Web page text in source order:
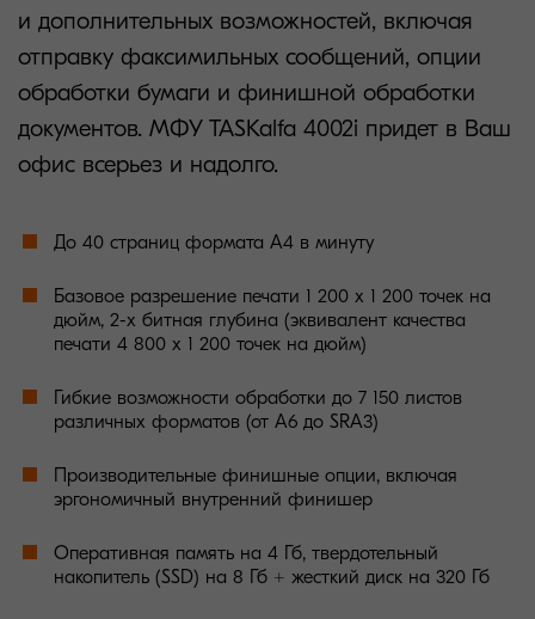
и дополнительных возможностей, включая
отправку факсимильных сообщений, опции
обработки бумаги и финишной обработки
документов. МФУ TASKalfa 4002i придет в Ваш
офис всерьез и надолго.
До 40 страниц формата А4 в минуту
Базовое разрешение печати 1 200 x 1 200 точек на
дюйм, 2-х битная глубина (эквивалент качества
печати 4 800 x 1 200 точек на дюйм)
Гибкие возможности обработки до 7 150 листов
различных форматов (от A6 до SRA3)
Производительные финишные опции, включая
эргономичный внутренний финишер
Оперативная память на 4 Гб, твердотельный
накопитель (SSD) на 8 Гб + жесткий диск на 320 Гб